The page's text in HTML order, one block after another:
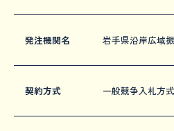
発注機関名 岩手県沿岸広域
契約方式 一般競争入札方